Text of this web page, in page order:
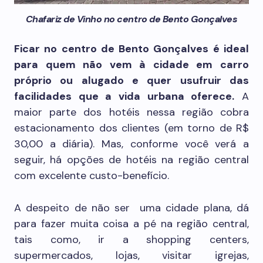
Chafariz de Vinho no centro de Bento Gonçalves
Ficar no centro de Bento Gonçalves é ideal
para quem não vem à cidade em carro
próprio ou alugado e quer usufruir das
facilidades que a vida urbana oferece. A
maior parte dos hotéis nessa região cobra
estacionamento dos clientes (em torno de R$
30,00 a diária). Mas, conforme você verá a
seguir, há opções de hotéis na região central
com excelente custo-benefício.
A despeito de não ser uma cidade plana, dá
para fazer muita coisa a pé na região central,
tais como, ir a shopping centers,
supermercados, lojas, visitar igrejas,